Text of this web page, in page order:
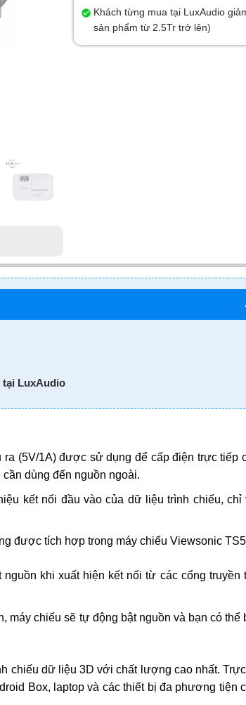
Khách từng mua tại LuxAudio
sản phẩm từ 2.5Tr trở lên)
tại LuxAudio
(5V/1A) được sử dụng để cấp điện trực tiếp
dùng đến nguồn ngoài.
kết nối đầu vào của dữ liệu trình chiếu, chỉ
được tích hợp trong máy chiếu Viewsonic
khi xuất hiện kết nối từ các cổng truyền
máy chiếu sẽ tự động bật nguồn và bạn có thể
chiếu dữ liệu 3D với chất lượng cao nhất.
Box, laptop và các thiết bị đa phương tiện